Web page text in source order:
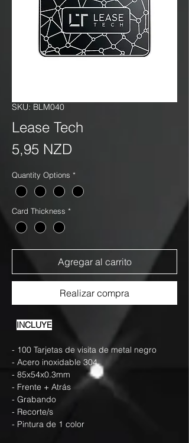
SKU: BLM040
Lease Tech
5,95 NZD
Quantity Options *
Card Thickness *
Agregar al carrito
Realizar compra
INCLUYE
- 100 Tarjetas de visita de metal negro
- Acero inoxidable 304
- 85x54x0.3mm
- Frente + Atrás
- Grabando
- Recorte/s
- Pintura de 1 color